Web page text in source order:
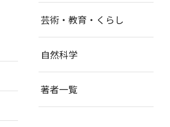
芸術・教育・くらし
自然科学
著者一覧